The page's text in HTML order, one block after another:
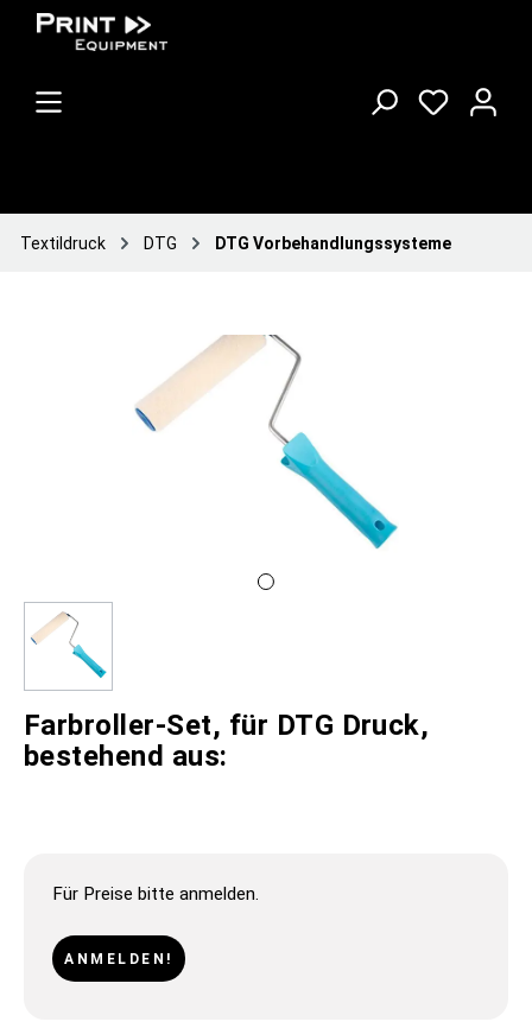
Textildruck DTG DTG Vorbehandlungssysteme
Farbroller-Set, für DTG Druck,
bestehend aus:
Für Preise bitte anmelden.
ANMELDEN!